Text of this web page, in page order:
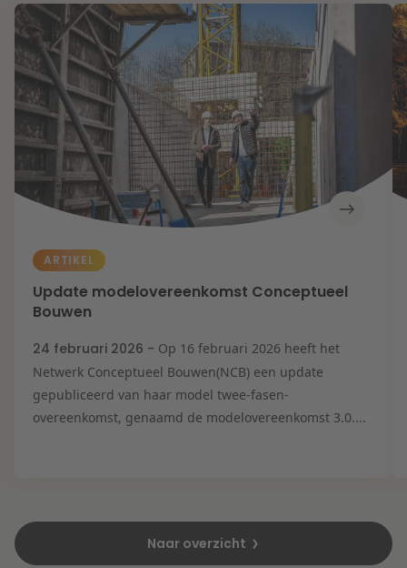
ARTIKEL
Update modelovereenkomst Conceptueel
Bouwen
24 februari 2026 - Op 16 februari 2026 heeft het
Netwerk Conceptueel Bouwen(NCB) een update
gepubliceerd van haar model twee-fasen-
overeenkomst, genaamd de modelovereenkomst 3.0....
Naar overzicht